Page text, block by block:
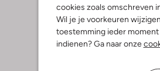
cookies zoals omschreven
Wil je je voorkeuren
toestemming ieder
indienen? Ga naar onze